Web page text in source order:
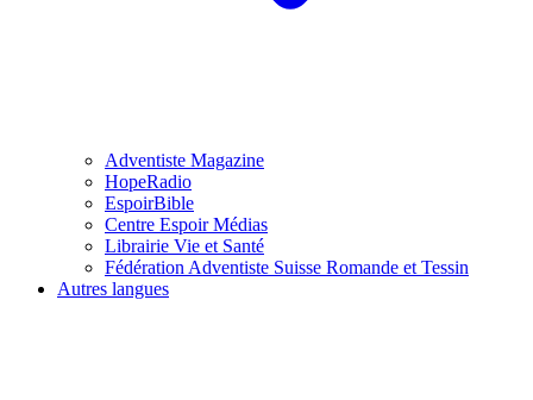
Adventiste Magazine
HopeRadio
EspoirBible
Centre Espoir Médias
Librairie Vie et Santé
Fédération Adventiste Suisse Romande et Tessin
Autres langues